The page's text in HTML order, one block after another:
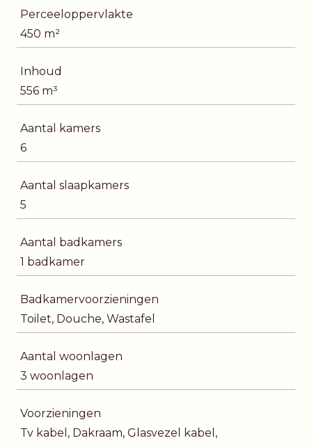
Perceeloppervlakte
450 m²
Inhoud
556 m³
Aantal kamers
6
Aantal slaapkamers
5
Aantal badkamers
1 badkamer
Badkamervoorzieningen
Toilet, Douche, Wastafel
Aantal woonlagen
3 woonlagen
Voorzieningen
Tv kabel, Dakraam, Glasvezel kabel,